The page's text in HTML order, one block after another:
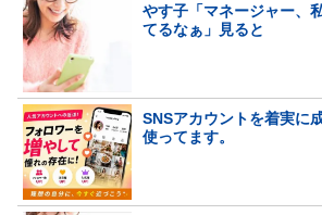
やす子「マネージャー、
てるなぁ」見ると
SNSアカウントを着実に
使ってます。